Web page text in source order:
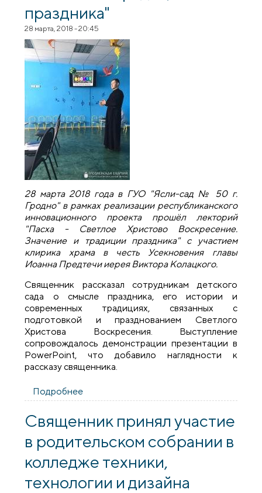
праздника"
28 марта, 2018 - 20:45
28 марта 2018 года в ГУО "Ясли-сад № 50 г.
Гродно" в рамках реализации республиканского
инновационного проекта прошёл лекторий
"Пасха - Светлое Христово Воскресение.
Значение и традиции праздника" с участием
клирика храма в честь Усекновения главы
Иоанна Предтечи иерея Виктора Колацкого.
Священник рассказал сотрудникам детского
сада о смысле праздника, его истории и
современных традициях, связанных с
подготовкой и празднованием Светлого
Христова Воскресения. Выступление
сопровождалось демонстрации презентации в
PowerPoint, что добавило наглядности к
рассказу священника.
Подробнее
Воскресение. Значение и традиции
Священник принял участие
в родительском собрании в
колледже техники,
технологии и дизайна